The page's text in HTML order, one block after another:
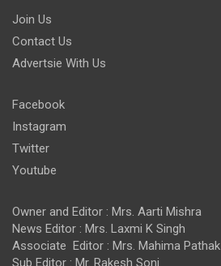
Join Us
Contact Us
Advertsie With Us
Facebook
Instagram
Twitter
Youtube
Owner and Editor : Mrs. Aarti Mishra
News Editor : Mrs. Laxmi K Singh
Associate Editor : Mrs. Mahima Pathak
Sub Editor : Mr. Rakesh Soni